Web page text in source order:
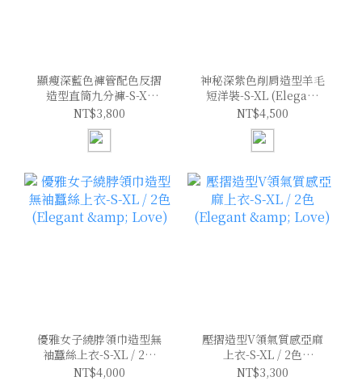
顯瘦深藍色褲管配色反摺
造型直筒九分褲-S-XL
(Elegant & Love)
NT$3,800
神秘深紫色削肩造型羊毛
短洋裝-S-XL (Elegant
& Love)
NT$4,500
優雅女子繞脖領巾造型無
袖蠶絲上衣-S-XL / 2色
(Elegant & Love)
NT$4,000
壓摺造型V領氣質感亞麻
上衣-S-XL / 2色
(Elegant & Love)
NT$3,300